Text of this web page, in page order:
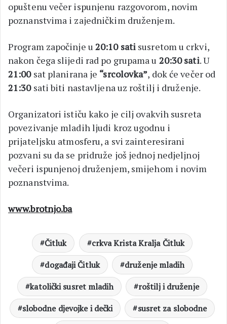
opuštenu večer ispunjenu razgovorom, novim
poznanstvima i zajedničkim druženjem.
Program započinje u 20:10 sati susretom u crkvi,
nakon čega slijedi rad po grupama u 20:30 sati. U
21:00sat planirana je “srcolovka”, dok će večer od
21:30sati biti nastavljena uz roštilj i druženje.
Organizatori ističu kako je cilj ovakvih susreta
povezivanje mladih ljudi kroz ugodnu i
prijateljsku atmosferu, a svi zainteresirani
pozvani su da se pridruže još jednoj nedjeljnoj
večeri ispunjenoj druženjem, smijehom i novim
poznanstvima.
www.brotnjo.ba
Čitluk
crkva Krista Kralja Čitluk
događaji Čitluk
druženje mladih
katolički susret mladih
roštilj i druženje
slobodne djevojke i dečki
susret za slobodne